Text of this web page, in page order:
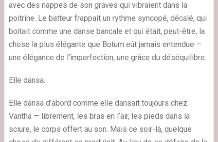
avec des nappes de son graves qui vibraient dans la
poitrine. Le batteur frappait un rythme syncopé, décalé, qui
boitait comme une danse bancale et qui était, peut-être, la
chose la plus élégante que Botum eût jamais entendue —
une élégance de l’imperfection, une grâce du déséquilibre.
Elle dansa.
Elle dansa d’abord comme elle dansait toujours chez
Vantha — librement, les bras en l’air, les pieds dans la
sciure, le corps offert au son. Mais ce soir-là, quelque